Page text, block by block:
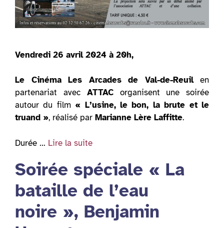
Vendredi 26 avril 2024 à 20h,
Le Cinéma Les Arcades de Val-de-Reuilen
partenariat avecATTAC organisent une soirée
autour du film « L’usine, le bon, la brute et le
truand », réalisé par Marianne Lère Laffitte.
Durée … Lire la suite
Soirée spéciale « La
bataille de l’eau
noire », Benjamin